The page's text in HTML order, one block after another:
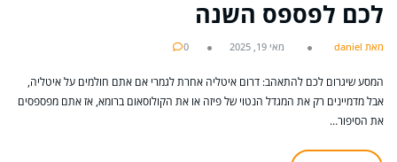
לכם לפספס השנה
מאת daniel מאי 19, 2025 0
המסע שיגרום לכם להתאהב: דרום איטליה אחרת לגמרי אם אתם חולמים על איטליה,
אבל מדמיינים רק את המגדל הנטוי של פיזה או את הקולוסאום ברומא, אז אתם מפספסים
את הסיפור…